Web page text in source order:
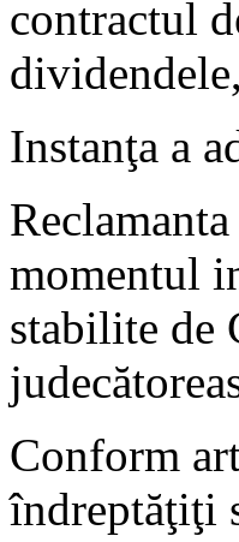
contractul
Instanţa a
momentul
stabilite de
Conform
îndreptăţiţi